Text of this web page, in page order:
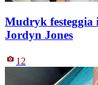
Mudryk festeggia
Jordyn Jones
12